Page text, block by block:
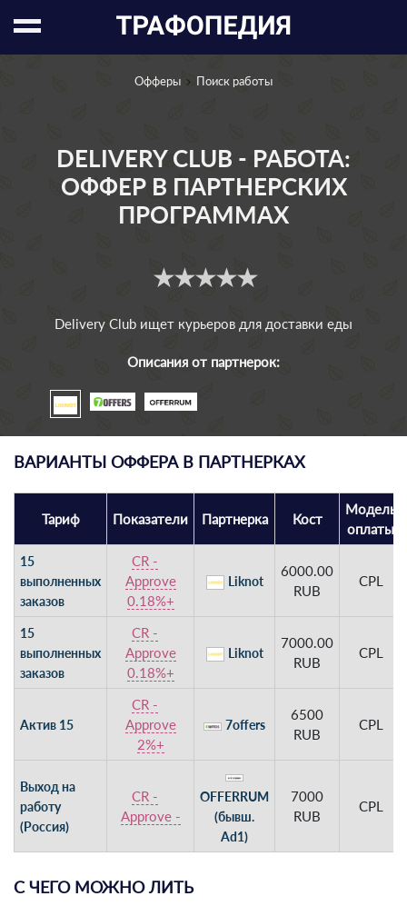
Офферы Поиск работы
DELIVERY CLUB - РАБОТА:
ОФФЕР В ПАРТНЕРСКИХ
ПРОГРАММАХ
Delivery Club ищет курьеров для доставки еды
Описания от партнерок:
ВАРИАНТЫ ОФФЕРА В ПАРТНЕРКАХ
Тариф Показатели Партнерка Кост
Модель
оплаты
15
выполненных
заказов
CR -
Approve
0.18%+
Liknot
6000.00
RUB
CPL
15
выполненных
заказов
CR -
Approve
0.18%+
Liknot
7000.00
RUB
CPL
Актив 15
CR -
Approve
2%+
7offers
6500
RUB
CPL
Выход на
работу
(Россия)
CR -
Approve -
OFFERRUM
(бывш.
Ad1)
7000
RUB
CPL
С ЧЕГО МОЖНО ЛИТЬ